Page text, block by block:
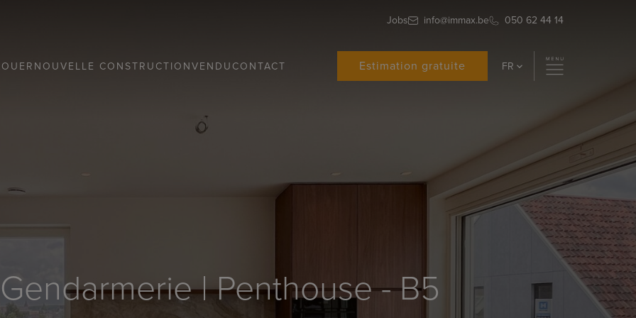
Jobs info@immax.be 050 62 44 14
NOUVELLE CONSTRUCTIONVENDUCONTACT Estimation gratuite FR
| Penthouse - B5